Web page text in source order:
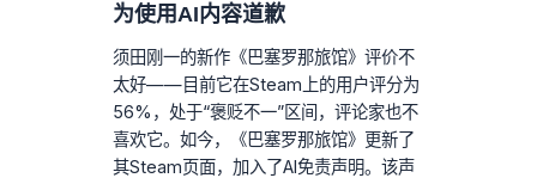
为使用AI内容道歉
须田刚一的新作《巴塞罗那旅馆》评价不
太好——目前它在Steam上的用户评分为
56%，处于“褒贬不一”区间，评论家也不
喜欢它。如今，《巴塞罗那旅馆》更新了
其Steam页面，加入了AI免责声明。该声